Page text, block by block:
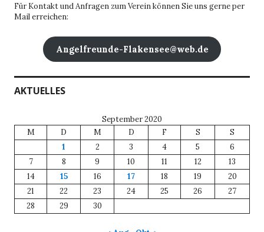
Für Kontakt und Anfragen zum Verein können Sie uns gerne per
Mail erreichen:
Angelfreunde-Flakensee@web.de
AKTUELLES
September 2020
M
D M D F S
S
1
2 3 4 5
6
7
8 9 10 11 12
13
14
15 16 17 18 19
20
21
22 23 24 25 26
27
28
29 30